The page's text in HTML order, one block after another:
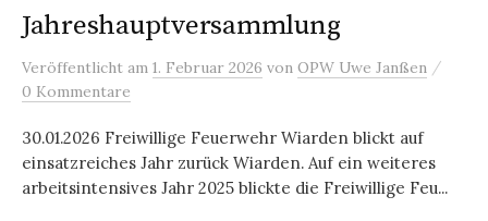
Jahreshauptversammlung
Veröffentlicht am 1. Februar 2026 von OPW Uwe Janßen /
0 Kommentare
30.01.2026 Freiwillige Feuerwehr Wiarden blickt auf
einsatzreiches Jahr zurück Wiarden. Auf ein weiteres
arbeitsintensives Jahr 2025 blickte die Freiwillige Feu...